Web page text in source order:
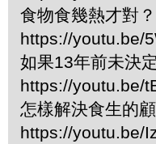
食物食幾熱才對
https://youtu.be/
如果13年前未決
https://youtu.be/
怎樣解決食生的
https://youtu.be/